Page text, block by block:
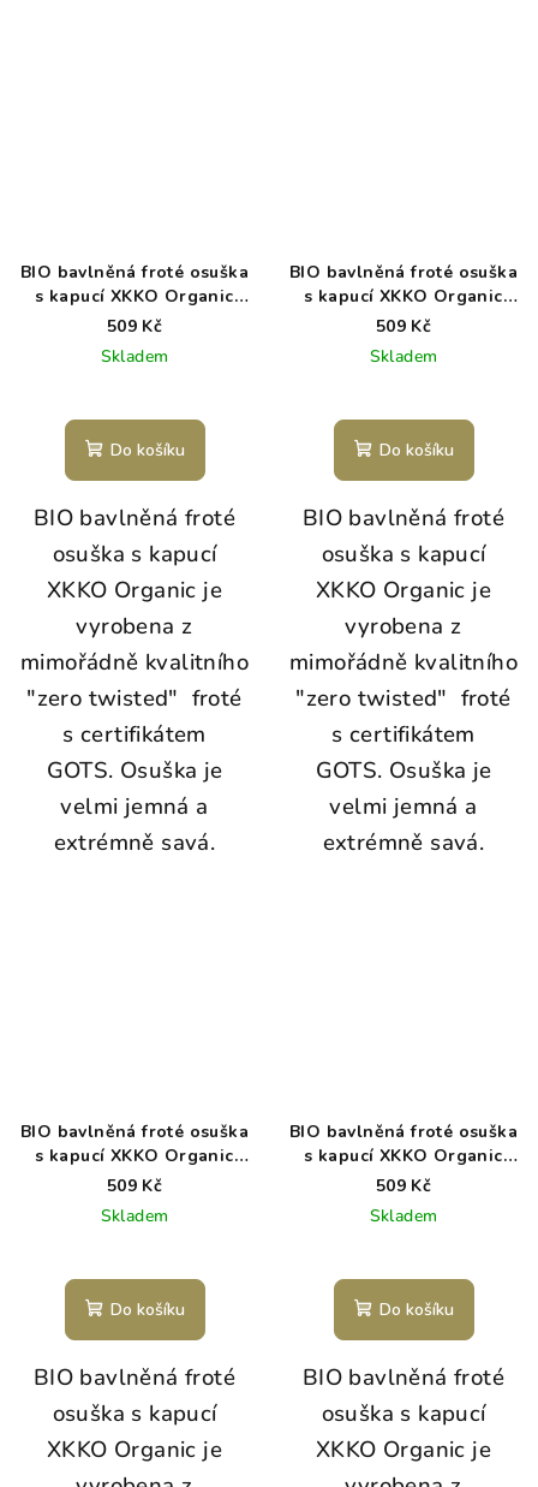
BIO bavlněná froté osuška
s kapucí XKKO Organic
90x90 - Mountain Spring
509 Kč
Skladem
Do košíku
BIO bavlněná froté
osuška s kapucí
XKKO Organic je
vyrobena z
mimořádně kvalitního
"zero twisted" froté
s certifikátem
GOTS. Osuška je
velmi jemná a
extrémně savá.
BIO bavlněná froté osuška
s kapucí XKKO Organic
90x90 - Lavender Aura
509 Kč
Skladem
Do košíku
BIO bavlněná froté
osuška s kapucí
XKKO Organic je
vyrobena z
mimořádně kvalitního
"zero twisted" froté
s certifikátem
GOTS. Osuška je
velmi jemná a
extrémně savá.
BIO bavlněná froté osuška
s kapucí XKKO Organic
90x90 - Atmosphere
509 Kč
Skladem
Do košíku
BIO bavlněná froté
osuška s kapucí
XKKO Organic je
BIO bavlněná froté osuška
s kapucí XKKO Organic
90x90 - Honey Mustard
509 Kč
Skladem
Do košíku
BIO bavlněná froté
osuška s kapucí
XKKO Organic je